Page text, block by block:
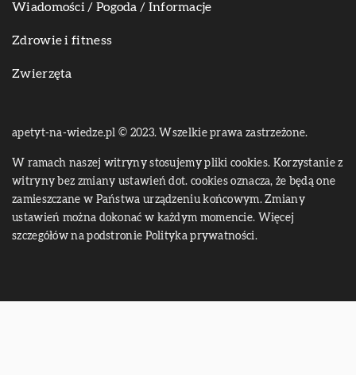
Wiadomości / Pogoda / Informacje
Zdrowie i fitness
Zwierzęta
apetyt-na-wiedze.pl © 2023. Wszelkie prawa zastrzeżone.
W ramach naszej witryny stosujemy pliki cookies. Korzystanie z
witryny bez zmiany ustawień dot. cookies oznacza, że będą one
zamieszczane w Państwa urządzeniu końcowym. Zmiany
ustawień można dokonać w każdym momencie. Więcej
szczegółów na podstronie Polityka prywatności.